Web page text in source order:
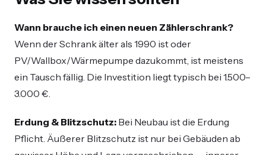
Wann brauche ich einen neuen Zählerschrank?
Wenn der Schrank älter als 1990 ist oder
PV/Wallbox/Wärmepumpe dazukommt, ist meistens
ein Tausch fällig. Die Investition liegt typisch bei 1.500–
3.000 €.
Erdung & Blitzschutz: Bei Neubau ist die Erdung
Pflicht. Äußerer Blitzschutz ist nur bei Gebäuden ab